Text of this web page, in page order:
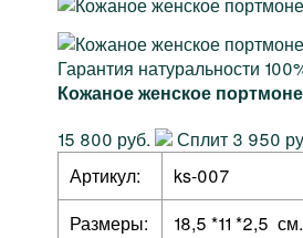
Гарантия натуральности
Кожаное женское портмоне
15 800 руб.
Сплит 3 950
Артикул:
ks-007
Размеры:
18,5 *11 *2,5 см.